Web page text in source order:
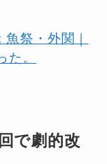
祭・外関｜
。
で劇的改